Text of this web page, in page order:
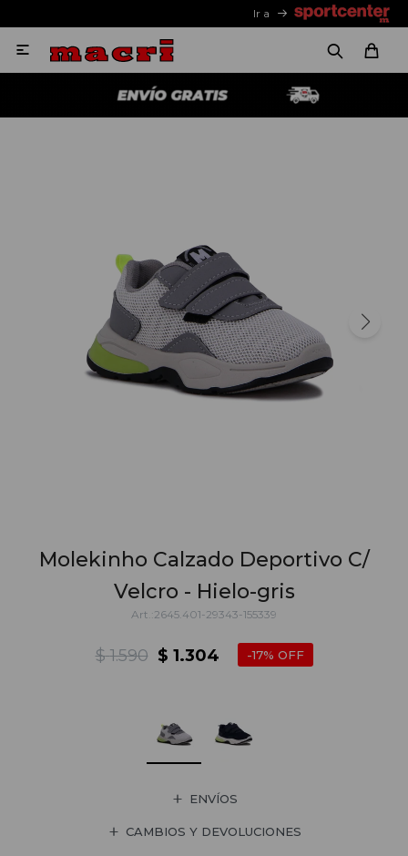
Ir a

Molekinho Calzado Deportivo C/
Velcro - Hielo-gris
2645.401-29343-155339
$ 1.304
$ 1.590 17
ENVÍOS
CAMBIOS Y DEVOLUCIONES